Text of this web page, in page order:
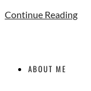
Continue Reading
ABOUT ME